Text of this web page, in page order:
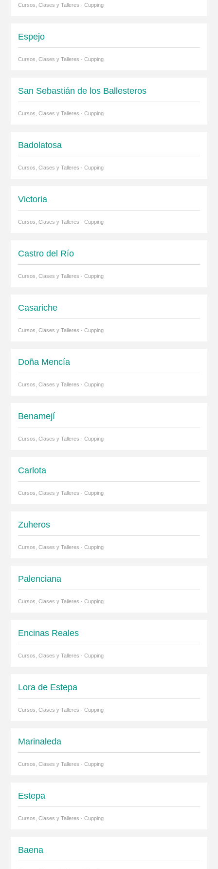
Cursos, Clases y Talleres · Cupping
Espejo
Cursos, Clases y Talleres · Cupping
San Sebastián de los Ballesteros
Cursos, Clases y Talleres · Cupping
Badolatosa
Cursos, Clases y Talleres · Cupping
Victoria
Cursos, Clases y Talleres · Cupping
Castro del Río
Cursos, Clases y Talleres · Cupping
Casariche
Cursos, Clases y Talleres · Cupping
Doña Mencía
Cursos, Clases y Talleres · Cupping
Benamejí
Cursos, Clases y Talleres · Cupping
Carlota
Cursos, Clases y Talleres · Cupping
Zuheros
Cursos, Clases y Talleres · Cupping
Palenciana
Cursos, Clases y Talleres · Cupping
Encinas Reales
Cursos, Clases y Talleres · Cupping
Lora de Estepa
Cursos, Clases y Talleres · Cupping
Marinaleda
Cursos, Clases y Talleres · Cupping
Estepa
Cursos, Clases y Talleres · Cupping
Baena